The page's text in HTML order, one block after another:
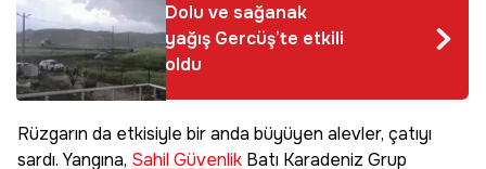
Dolu ve sağanak
yağış Gercüş’te etkili
oldu
Rüzgarın da etkisiyle bir anda büyüyen alevler, çatıyı
sardı. Yangına, Sahil Güvenlik Batı Karadeniz Grup